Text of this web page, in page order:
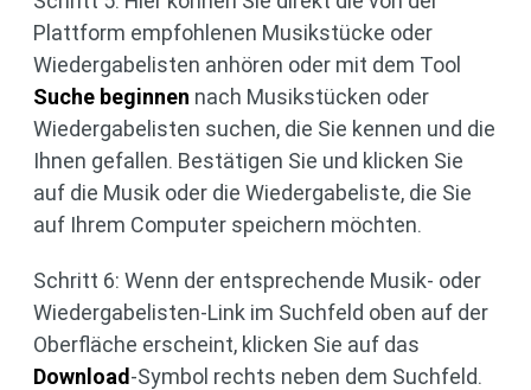
Plattform empfohlenen Musikstücke oder
Wiedergabelisten anhören oder mit dem Tool
Suche beginnen nach Musikstücken oder
Wiedergabelisten suchen, die Sie kennen und die
Ihnen gefallen. Bestätigen Sie und klicken Sie
auf die Musik oder die Wiedergabeliste, die Sie
auf Ihrem Computer speichern möchten.
Schritt 6: Wenn der entsprechende Musik- oder
Wiedergabelisten-Link im Suchfeld oben auf der
Oberfläche erscheint, klicken Sie auf das
Download -Symbol rechts neben dem Suchfeld.